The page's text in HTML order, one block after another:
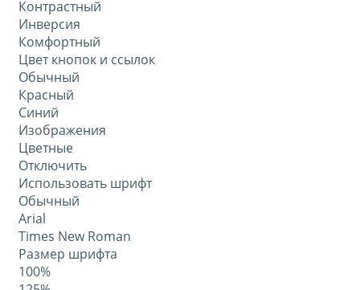
Контрастный
Инверсия
Комфортный
Цвет кнопок и ссылок
Обычный
Красный
Синий
Изображения
Цветные
Отключить
Использовать шрифт
Обычный
Arial
Times New Roman
Размер шрифта
100%